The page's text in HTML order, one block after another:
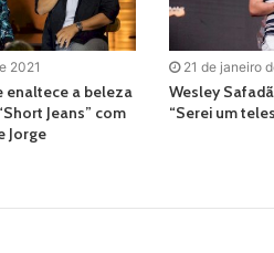
2021
enaltece a beleza
Jeans” com
Jorge
21 de janeiro
Wesley
“Serei um